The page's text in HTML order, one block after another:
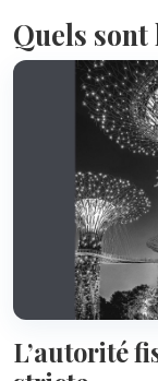
Quels sont
L’autorité